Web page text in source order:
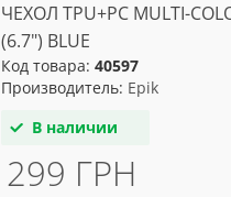
ЧЕХОЛ TPU+PC MULTI-
(6.7") BLUE
Код товара: 40597
Производитель: Epik
В наличии
299 ГРН